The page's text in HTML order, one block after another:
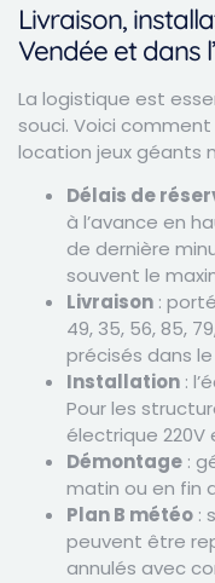
Livraison,
Vendée et dans
La logistique est
souci. Voici
location jeux géants
Délais de
à l’avance en
de dernière
souvent le
Livraison :
49, 35, 56, 85,
précisés dans le
Installation :
Pour les
électrique 220V
Démontage :
matin ou en fin
Plan B météo :
peuvent être
annulés avec